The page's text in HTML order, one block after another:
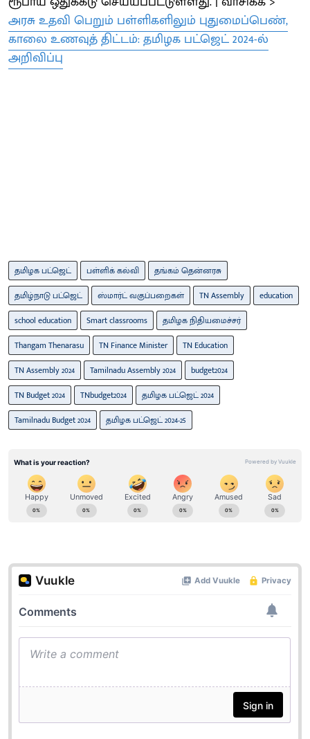
அரசு உதவி பெறும் பள்ளிகளிலும் புதுமைப்பெண்,
காலை உணவுத் திட்டம்: தமிழக பட்ஜெட் 2024-ல்
அறிவிப்பு
தமிழக பட்ஜெட் பள்ளிக் கல்வி
தங்கம் தென்னரசு
தமிழ்நாடு பட்ஜெட்
ஸ்மார்ட் வகுப்பறைகள் TN Assembly
education
school education
Smart classrooms
தமிழக நிதியமைச்சர்
Thangam Thenarasu
TN Finance Minister
TN Education
TN Assembly 2024
Tamilnadu Assembly 2024
budget2024
TN Budget 2024
TNbudget2024
தமிழக பட்ஜெட் 2024
Tamilnadu Budget 2024
தமிழக பட்ஜெட் 2024-25